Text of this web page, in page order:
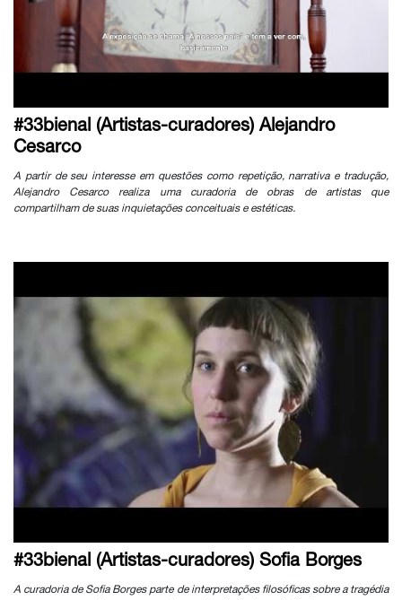
#33bienal (Artistas-curadores) Alejandro
Cesarco
A partir de seu interesse em questões como repetição, narrativa e tradução,
Alejandro Cesarco realiza uma curadoria de obras de artistas que
compartilham de suas inquietações conceituais e estéticas.
#33bienal (Artistas-curadores) Sofia Borges
A curadoria de Sofia Borges parte de interpretações filosóficas sobre a tragédia